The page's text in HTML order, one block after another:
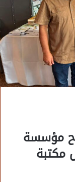
مؤسسة
مكتبة